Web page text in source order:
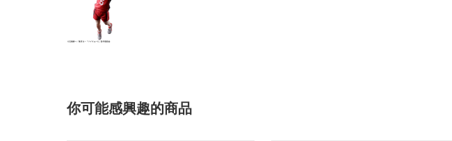
你可能感興趣的商品